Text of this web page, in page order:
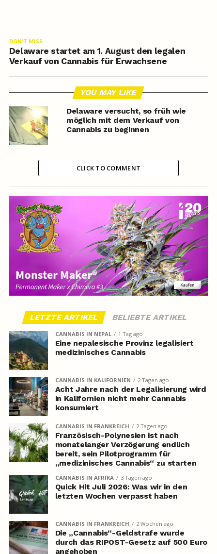
DON'T MISS
Delaware startet am 1. August den legalen
Verkauf von Cannabis für Erwachsene
YOU MAY LIKE
Delaware versucht, so früh wie
möglich mit dem Verkauf von
Cannabis zu beginnen
CLICK TO COMMENT
LETZTE ARTIKEL BELIEBTE ARTIKEL
CANNABIS IN NEPAL 1 Tag ago
Eine nepalesische Provinz legalisiert
medizinisches Cannabis
CANNABIS IN KALIFORNIEN 2 Tagen ago
Acht Jahre nach der Legalisierung wird
in Kalifornien nicht mehr Cannabis
konsumiert
CANNABIS IN FRANKREICH 2 Tagen ago
Französisch-Polynesien ist nach
monatelanger Verzögerung endlich
bereit, sein Pilotprogramm für
„medizinisches Cannabis“ zu starten
CANNABIS IN AFRIKA 3 Tagen ago
Quick Hit Juli 2026: Was wir in den
letzten Wochen verpasst haben
CANNABIS IN FRANKREICH 2 Wochen ago
Die „Cannabis“-Geldstrafe wurde
durch das RIPOST-Gesetz auf 500 Euro
angehoben